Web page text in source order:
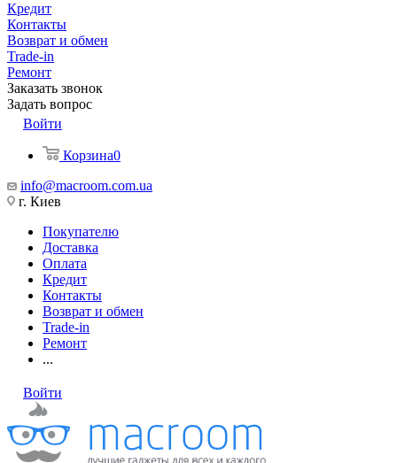
Кредит
Контакты
Возврат и обмен
Trade-in
Ремонт
Заказать звонок
Задать вопрос
Войти
Корзина0
info@macroom.com.ua
г. Киев
Покупателю
Доставка
Оплата
Кредит
Контакты
Возврат и обмен
Trade-in
Ремонт
...
Войти